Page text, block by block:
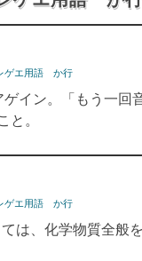
ゲエ用語 か行
イン。「もう一
と。
ゲエ用語 か行
は、化学物質全般